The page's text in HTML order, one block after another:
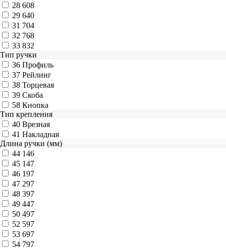
28 608
29 640
31 704
32 768
33 832
Тип ручки
36 Профиль
37 Рейлинг
38 Торцевая
39 Скоба
58 Кнопка
Тип крепления
40 Врезная
41 Накладная
Длина ручки (мм)
44 146
45 147
46 197
47 297
48 397
49 447
50 497
52 597
53 697
54 797